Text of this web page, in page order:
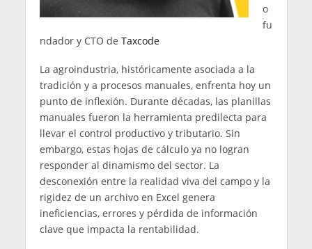
o
fu
ndador y CTO de Taxcode
La agroindustria, históricamente asociada a la
tradición y a procesos manuales, enfrenta hoy un
punto de inflexión. Durante décadas, las planillas
manuales fueron la herramienta predilecta para
llevar el control productivo y tributario. Sin
embargo, estas hojas de cálculo ya no logran
responder al dinamismo del sector. La
desconexión entre la realidad viva del campo y la
rigidez de un archivo en Excel genera
ineficiencias, errores y pérdida de información
clave que impacta la rentabilidad.